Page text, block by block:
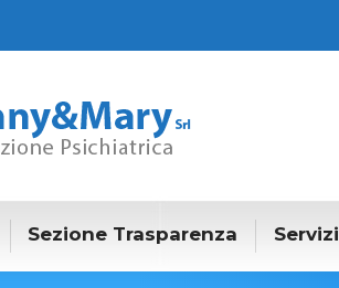
Sezione Trasparenza Servizi